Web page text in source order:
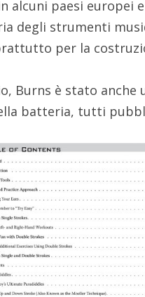
alcuni paesi europei
degli strumenti
per la
Burns è stato
batteria, tutti